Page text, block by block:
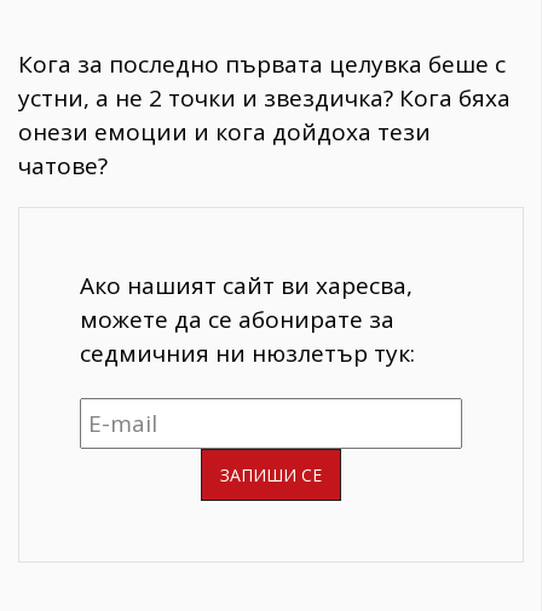
Кога за последно първата целувка беше с
устни, а не 2 точки и звездичка? Кога бяха
онези емоции и кога дойдоха тези
чатове?
Ако нашият сайт ви харесва,
можете да се абонирате за
седмичния ни нюзлетър тук: